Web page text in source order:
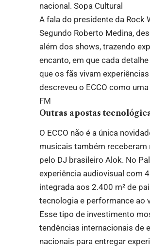
nacional. Sopa Cultural
A fala do presidente da Rock
Segundo Roberto Medina,
além dos shows, trazendo
encanto, em que cada
que os fãs vivam
descreveu o ECCO como
FM
Outras apostas
O ECCO não é a única
musicais também
pelo DJ brasileiro Alok. No
experiência audiovisual com
integrada aos 2.400 m² de
tecnologia e performance ao
Esse tipo de investimento
tendências internacionais de
nacionais para entregar